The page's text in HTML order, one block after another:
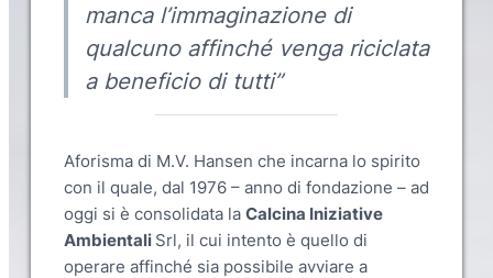
manca l’immaginazione di
qualcuno affinché venga riciclata
a beneficio di tutti”
Aforisma di M.V. Hansen che incarna lo spirito
con il quale, dal 1976 – anno di fondazione – ad
oggi si è consolidata la Calcina Iniziative
Ambientali Srl, il cui intento è quello di
operare affinché sia possibile avviare a